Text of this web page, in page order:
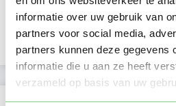
informatie over uw gebruik van
partners voor social media,
partners kunnen deze gegevens
informatie die u aan ze heeft
verzameld op basis van uw
Namiddag
Avond
NIEUW